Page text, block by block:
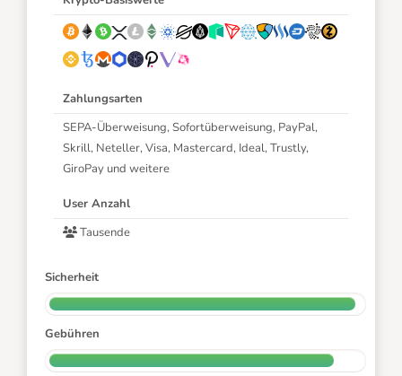
Zahlungsarten
SEPA-Überweisung, Sofortüberweisung, PayPal,
Skrill, Neteller, Visa, Mastercard, Ideal, Trustly,
GiroPay und weitere
User Anzahl
Tausende
Sicherheit
Gebühren